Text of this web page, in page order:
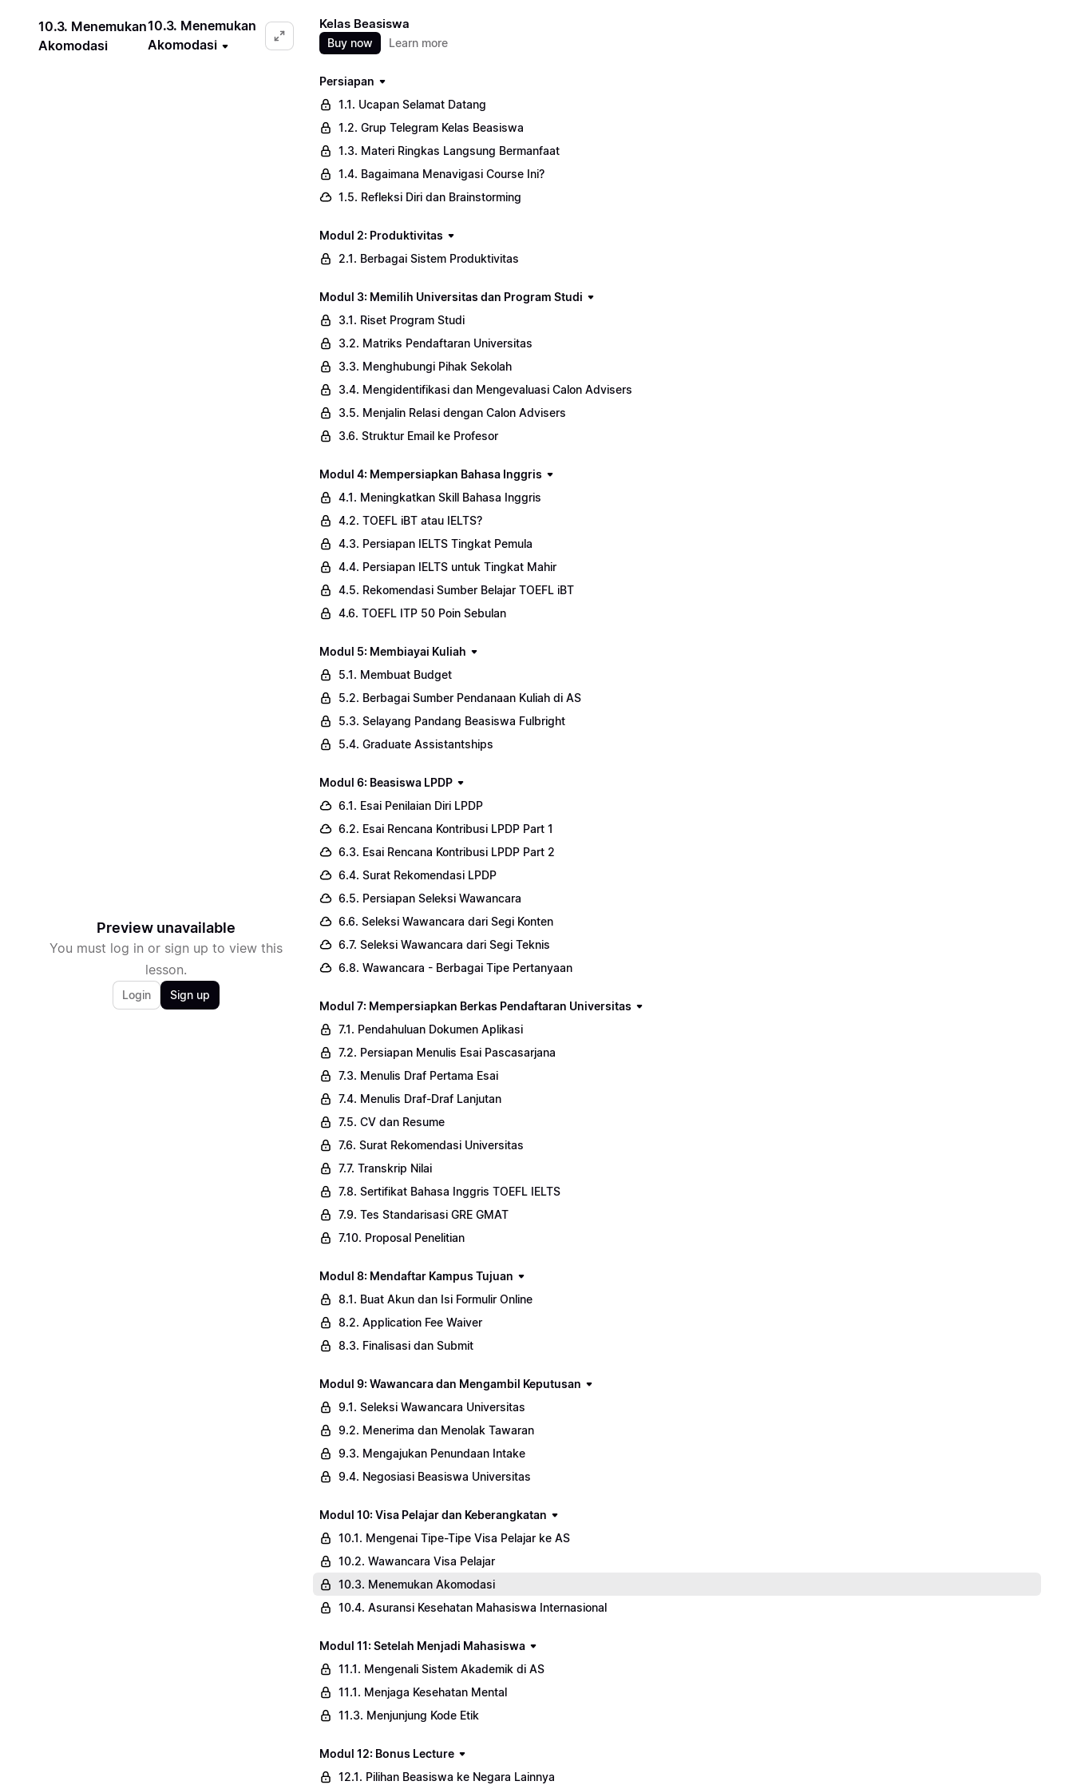
10.3. Menemukan
Akomodasi
10.3. Menemukan
Akomodasi
Preview unavailable
You must log in or sign up to view this
lesson.
Login Sign up
Kelas Beasiswa
Buy now Learn more
Persiapan
1.1. Ucapan Selamat Datang
1.2. Grup Telegram Kelas Beasiswa
1.3. Materi Ringkas Langsung Bermanfaat
1.4. Bagaimana Menavigasi Course Ini?
1.5. Refleksi Diri dan Brainstorming
Modul 2: Produktivitas
2.1. Berbagai Sistem Produktivitas
Modul 3: Memilih Universitas dan Program Studi
3.1. Riset Program Studi
3.2. Matriks Pendaftaran Universitas
3.3. Menghubungi Pihak Sekolah
3.4. Mengidentifikasi dan Mengevaluasi Calon Advisers
3.5. Menjalin Relasi dengan Calon Advisers
3.6. Struktur Email ke Profesor
Modul 4: Mempersiapkan Bahasa Inggris
4.1. Meningkatkan Skill Bahasa Inggris
4.2. TOEFL iBT atau IELTS?
4.3. Persiapan IELTS Tingkat Pemula
4.4. Persiapan IELTS untuk Tingkat Mahir
4.5. Rekomendasi Sumber Belajar TOEFL iBT
4.6. TOEFL ITP 50 Poin Sebulan
Modul 5: Membiayai Kuliah
5.1. Membuat Budget
5.2. Berbagai Sumber Pendanaan Kuliah di AS
5.3. Selayang Pandang Beasiswa Fulbright
5.4. Graduate Assistantships
Modul 6: Beasiswa LPDP
6.1. Esai Penilaian Diri LPDP
6.2. Esai Rencana Kontribusi LPDP Part 1
6.3. Esai Rencana Kontribusi LPDP Part 2
6.4. Surat Rekomendasi LPDP
6.5. Persiapan Seleksi Wawancara
6.6. Seleksi Wawancara dari Segi Konten
6.7. Seleksi Wawancara dari Segi Teknis
6.8. Wawancara - Berbagai Tipe Pertanyaan
Modul 7: Mempersiapkan Berkas Pendaftaran Universitas
7.1. Pendahuluan Dokumen Aplikasi
7.2. Persiapan Menulis Esai Pascasarjana
7.3. Menulis Draf Pertama Esai
7.4. Menulis Draf-Draf Lanjutan
7.5. CV dan Resume
7.6. Surat Rekomendasi Universitas
7.7. Transkrip Nilai
7.8. Sertifikat Bahasa Inggris TOEFL IELTS
7.9. Tes Standarisasi GRE GMAT
7.10. Proposal Penelitian
Modul 8: Mendaftar Kampus Tujuan
8.1. Buat Akun dan Isi Formulir Online
8.2. Application Fee Waiver
8.3. Finalisasi dan Submit
Modul 9: Wawancara dan Mengambil Keputusan
9.1. Seleksi Wawancara Universitas
9.2. Menerima dan Menolak Tawaran
9.3. Mengajukan Penundaan Intake
9.4. Negosiasi Beasiswa Universitas
Modul 10: Visa Pelajar dan Keberangkatan
10.1. Mengenai Tipe-Tipe Visa Pelajar ke AS
10.2. Wawancara Visa Pelajar
10.3. Menemukan Akomodasi
10.4. Asuransi Kesehatan Mahasiswa Internasional
Modul 11: Setelah Menjadi Mahasiswa
11.1. Mengenali Sistem Akademik di AS
11.1. Menjaga Kesehatan Mental
11.3. Menjunjung Kode Etik
Modul 12: Bonus Lecture
12.1. Pilihan Beasiswa ke Negara Lainnya